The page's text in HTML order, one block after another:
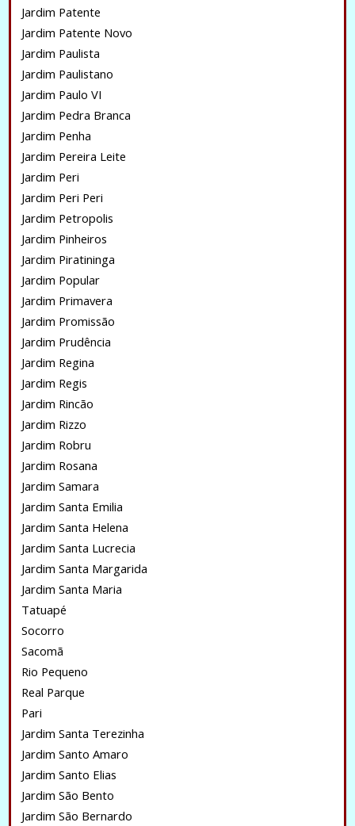
Jardim Patente
Jardim Patente Novo
Jardim Paulista
Jardim Paulistano
Jardim Paulo VI
Jardim Pedra Branca
Jardim Penha
Jardim Pereira Leite
Jardim Peri
Jardim Peri Peri
Jardim Petropolis
Jardim Pinheiros
Jardim Piratininga
Jardim Popular
Jardim Primavera
Jardim Promissão
Jardim Prudência
Jardim Regina
Jardim Regis
Jardim Rincão
Jardim Rizzo
Jardim Robru
Jardim Rosana
Jardim Samara
Jardim Santa Emilia
Jardim Santa Helena
Jardim Santa Lucrecia
Jardim Santa Margarida
Jardim Santa Maria
Tatuapé
Socorro
Sacomã
Rio Pequeno
Real Parque
Pari
Jardim Santa Terezinha
Jardim Santo Amaro
Jardim Santo Elias
Jardim São Bento
Jardim São Bernardo